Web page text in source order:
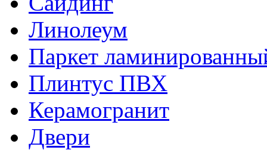
Линолеум
Паркет
Плинтус ПВХ
Керамогранит
Двери